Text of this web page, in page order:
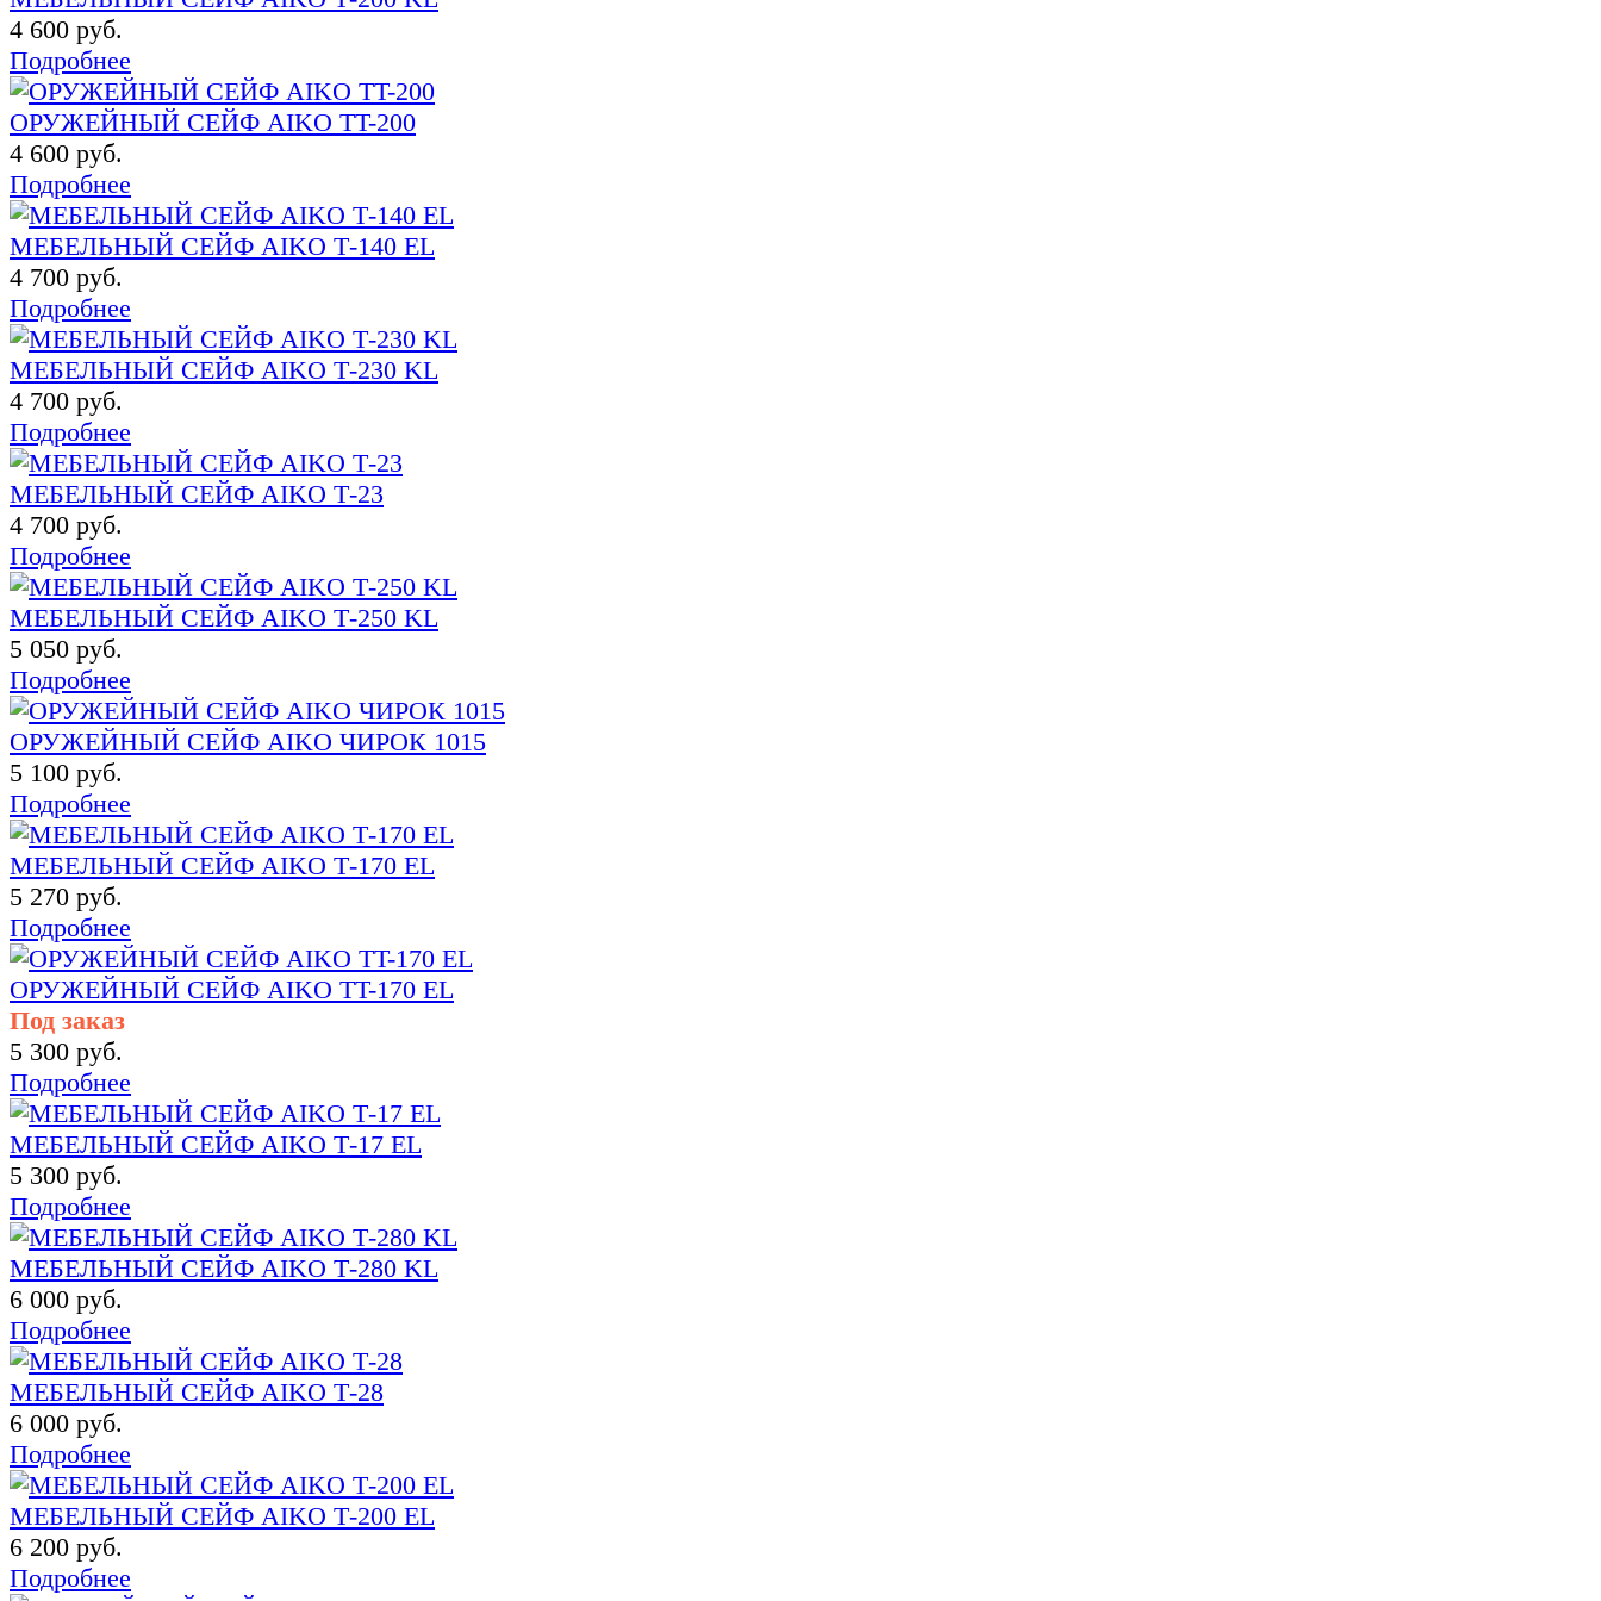
4 600 руб.
Подробнее
ОРУЖЕЙНЫЙ СЕЙФ AIKO TT-200
4 600 руб.
Подробнее
МЕБЕЛЬНЫЙ СЕЙФ AIKO Т-140 EL
4 700 руб.
Подробнее
МЕБЕЛЬНЫЙ СЕЙФ AIKO Т-230 KL
4 700 руб.
Подробнее
МЕБЕЛЬНЫЙ СЕЙФ AIKO Т-23
4 700 руб.
Подробнее
МЕБЕЛЬНЫЙ СЕЙФ AIKO Т-250 KL
5 050 руб.
Подробнее
ОРУЖЕЙНЫЙ СЕЙФ AIKO ЧИРОК 1015
5 100 руб.
Подробнее
МЕБЕЛЬНЫЙ СЕЙФ AIKO Т-170 EL
5 270 руб.
Подробнее
ОРУЖЕЙНЫЙ СЕЙФ AIKO TT-170 EL
Под заказ
5 300 руб.
Подробнее
МЕБЕЛЬНЫЙ СЕЙФ AIKO Т-17 EL
5 300 руб.
Подробнее
МЕБЕЛЬНЫЙ СЕЙФ AIKO Т-280 KL
6 000 руб.
Подробнее
МЕБЕЛЬНЫЙ СЕЙФ AIKO Т-28
6 000 руб.
Подробнее
МЕБЕЛЬНЫЙ СЕЙФ AIKO Т-200 EL
6 200 руб.
Подробнее